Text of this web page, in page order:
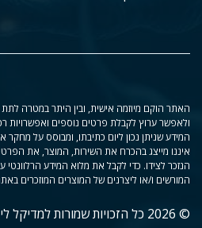
האתר הוקם מיוזמה אישית, ובין היתר במטרה
ולאפשר ערוץ לקבלת פרטים נוספים ואפשרויות
המידע שניתן נכון ליום כתיבתו, ומבוסס על
איננו מייצג בהכרח את השירות, המוצר, את
הנזכר לצידו. כדי לקבל את מלוא המידע הרלוונטי
המורשים ו/או ליצרנים של המוצרים המוזכרים
© 2026 כל הזכויות שמורות למדיקל ליין